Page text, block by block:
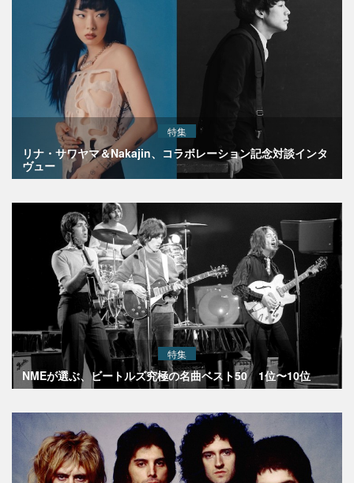
特集
リナ・サワヤマ＆Nakajin、コラボレーション記念対談インタ
ヴュー
特集
NMEが選ぶ、ビートルズ究極の名曲ベスト50 1位〜10位